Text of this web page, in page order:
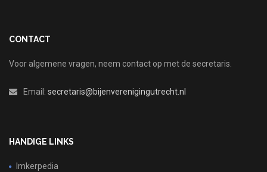
CONTACT
Voor algemene vragen, neem contact op met de secretaris.
Email: secretaris@bijenverenigingutrecht.nl
HANDIGE LINKS
Imkerpedia